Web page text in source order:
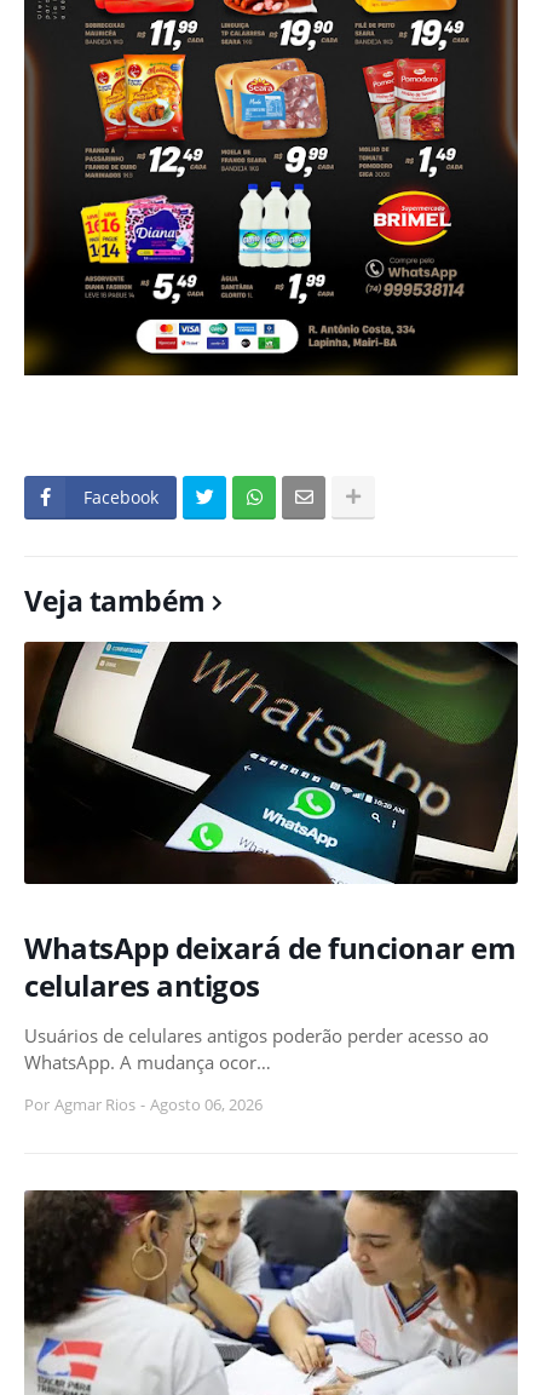
Facebook
Veja também
WhatsApp deixará de funcionar em
celulares antigos
Usuários de celulares antigos poderão perder acesso ao
WhatsApp. A mudança ocor…
Por Agmar Rios - Agosto 06, 2026